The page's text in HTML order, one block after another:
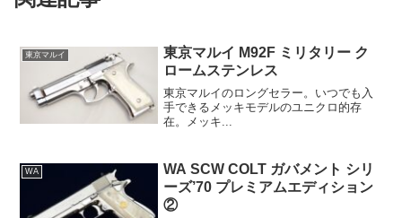
東京マルイ
東京マルイ M92F ミリタリー ク
ロームステンレス
東京マルイのロングセラー。いつでも入
手できるメッキモデルのユニクロ的存
在。メッキ...
WA
WA SCW COLT ガバメント シリ
ーズ’70 プレミアムエディション
②